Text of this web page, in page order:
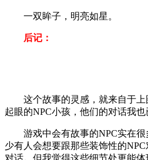
一双眸子，明亮如星。
后记：
这个故事的灵感，就来自于
起眼的NPC小孩，他们的对话我也
游戏中会有故事的NPC实在
少有人会想要跟那些装饰性的
对话。但我觉得这些细节处更能